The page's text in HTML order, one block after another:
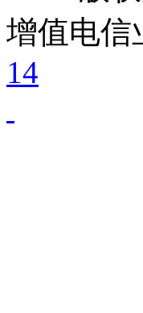
增值电信
14